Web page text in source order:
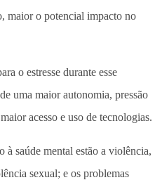
maior o potencial impacto no
o estresse durante esse
uma maior autonomia, pressão
acesso e uso de tecnologias.
à saúde mental estão a violência,
sexual; e os problemas